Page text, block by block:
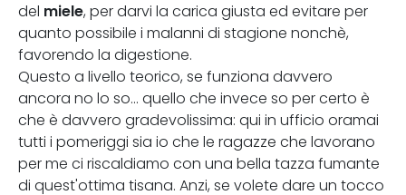
del miele, per darvi la carica giusta ed evitare per
quanto possibile i malanni di stagione nonchè,
favorendo la digestione.
Questo a livello teorico, se funziona davvero
ancora no lo so... quello che invece so per certo è
che è davvero gradevolissima: qui in ufficio oramai
tutti i pomeriggi sia io che le ragazze che lavorano
per me ci riscaldiamo con una bella tazza fumante
di quest'ottima tisana. Anzi, se volete dare un tocco